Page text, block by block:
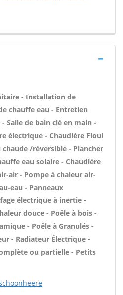
- Installation de
chauffe eau - Entretien
Salle de bain clé en main -
électrique - Chaudière Fioul
/réversible - Plancher
eau solaire - Chaudière
air - Pompe à chaleur air-
eau - Panneaux
électrique à inertie -
douce - Poêle à bois -
- Poêle à Granulés -
- Radiateur Électrique -
ou partielle - Petits